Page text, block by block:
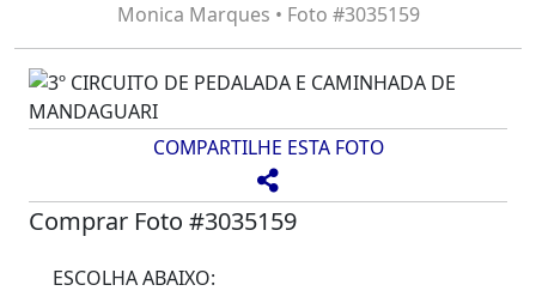
Monica Marques • Foto #3035159
COMPARTILHE ESTA FOTO
Comprar Foto #3035159
ESCOLHA ABAIXO: